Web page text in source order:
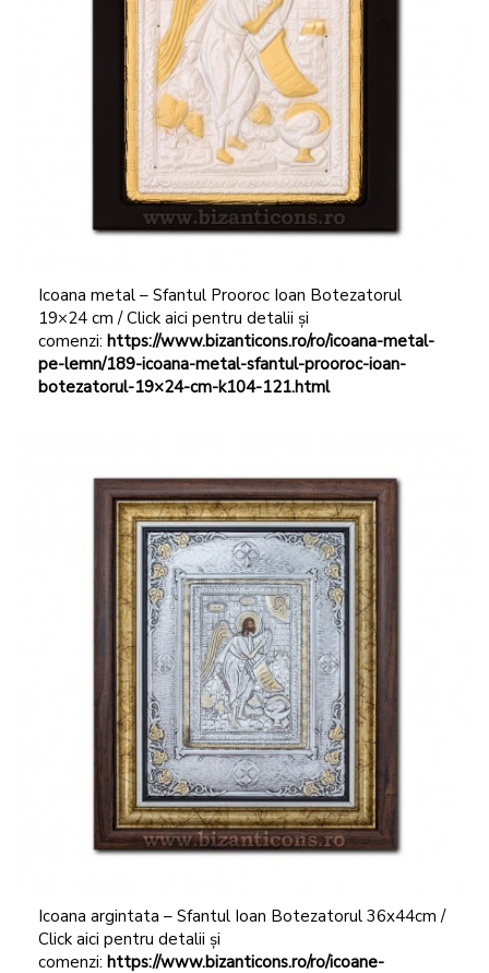
Icoana metal – Sfantul Prooroc Ioan Botezatorul
19×24 cm / Click aici pentru detalii și
comenzi: https://www.bizanticons.ro/ro/icoana-metal-
pe-lemn/189-icoana-metal-sfantul-prooroc-ioan-
botezatorul-19×24-cm-k104-121.html
Icoana argintata – Sfantul Ioan Botezatorul 36x44cm /
Click aici pentru detalii și
comenzi: https://www.bizanticons.ro/ro/icoane-